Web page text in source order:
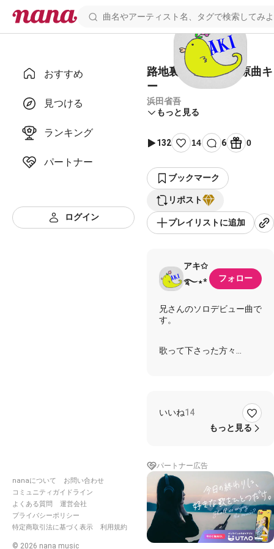
おすすめ
見つける
ランキング
パートナー
ログイン
nanaについて
お問い合わせ
コミュニティガイドライン
よくある質問
運営会社
プライバシーポリシー
特定商取引法に基づく表示
利用規約
© 2026 nana music
路地裏の少年 伴奏 原曲キ
ー
浜田省吾
もっと見る
132 14 6 0
ブックマーク
リポスト
プレイリストに追加
アキ✩
࿐⋆*
フォロー
兄さんのソロデビュー曲で
す。
歌って下さった方々
ボーカルとハーモニカイン
して下さいました✨
music.com/sounds/
https://nana-
music.com/sounds/
いいね14
もっと見る
パートナー広告